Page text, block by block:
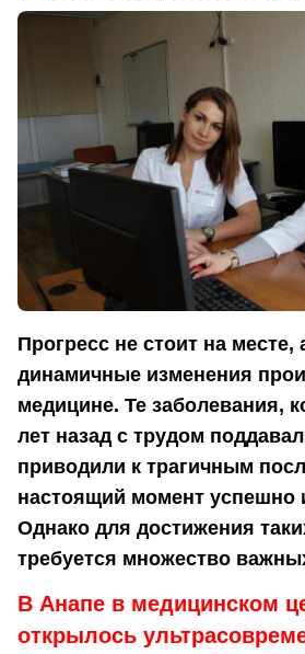
Прогресс не стоит на месте,
динамичные изменения
медицине. Те заболевания,
лет назад с трудом
приводили к трагичным
настоящий момент успешно
Однако для достижения
требуется множество
В Анапе в медицинском
открылось